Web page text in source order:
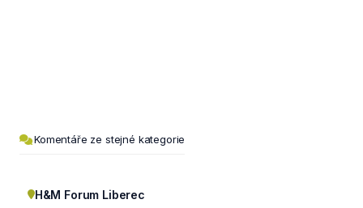
Komentáře ze stejné kategorie
H&M Forum Liberec